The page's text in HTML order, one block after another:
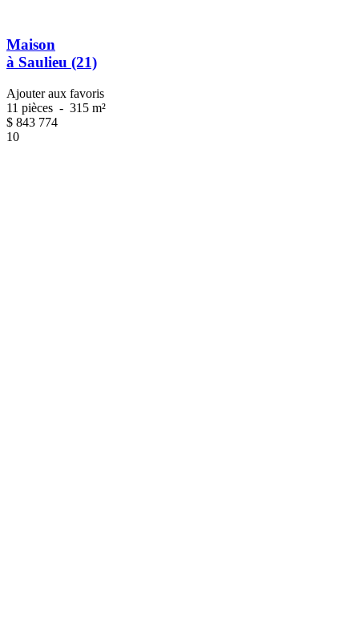
Maison
à Saulieu (21)
Ajouter aux favoris
11 pièces - 315 m²
$ 843 774
10